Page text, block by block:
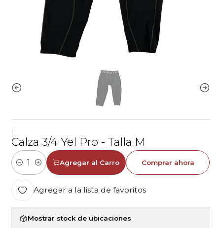
Calza 3/4 Yel Pro - Talla M
Cantidad
Agregar al Carro Comprar ahora
Agregar a la lista de favoritos
Mostrar stock de ubicaciones